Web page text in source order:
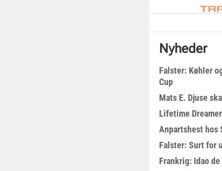
Nyheder
Falster: Køhler
Cup
Mats E. Djuse
Lifetime
Anpartshest hos
Falster: Surt for
Frankrig: Idao